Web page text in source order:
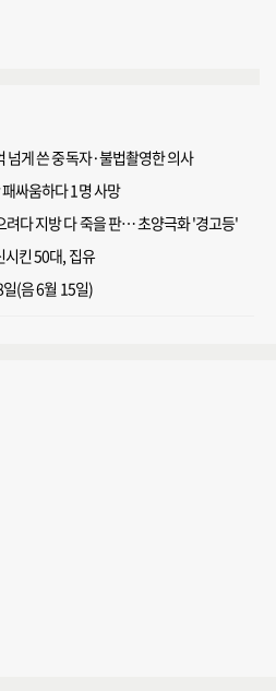
게 쓴 중독자·불법촬영한 의사
싸움하다 1명 사망
려다 지방 다 죽을 판… 초양극화 '경고등'
시킨 50대, 집유
(음 6월 15일)